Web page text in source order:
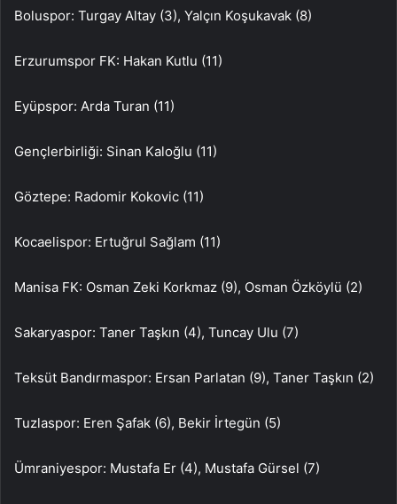
Boluspor: Turgay Altay (3), Yalçın Koşukavak (8)
Erzurumspor FK: Hakan Kutlu (11)
Eyüpspor: Arda Turan (11)
Gençlerbirliği: Sinan Kaloğlu (11)
Göztepe: Radomir Kokovic (11)
Kocaelispor: Ertuğrul Sağlam (11)
Manisa FK: Osman Zeki Korkmaz (9), Osman Özköylü (2)
Sakaryaspor: Taner Taşkın (4), Tuncay Ulu (7)
Teksüt Bandırmaspor: Ersan Parlatan (9), Taner Taşkın (2)
Tuzlaspor: Eren Şafak (6), Bekir İrtegün (5)
Ümraniyespor: Mustafa Er (4), Mustafa Gürsel (7)